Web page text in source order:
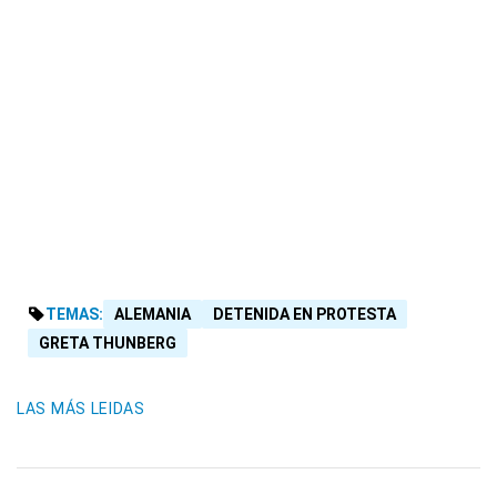
TEMAS: ALEMANIA
DETENIDA EN PROTESTA
GRETA THUNBERG
LAS MÁS LEIDAS